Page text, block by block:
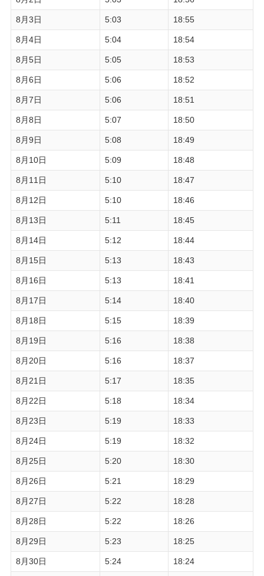
8月3日 5:03 18:55
8月4日 5:04 18:54
8月5日 5:05 18:53
8月6日 5:06 18:52
8月7日 5:06 18:51
8月8日 5:07 18:50
8月9日 5:08 18:49
8月10日 5:09 18:48
8月11日 5:10 18:47
8月12日 5:10 18:46
8月13日 5:11 18:45
8月14日 5:12 18:44
8月15日 5:13 18:43
8月16日 5:13 18:41
8月17日 5:14 18:40
8月18日 5:15 18:39
8月19日 5:16 18:38
8月20日 5:16 18:37
8月21日 5:17 18:35
8月22日 5:18 18:34
8月23日 5:19 18:33
8月24日 5:19 18:32
8月25日 5:20 18:30
8月26日 5:21 18:29
8月27日 5:22 18:28
8月28日 5:22 18:26
8月29日 5:23 18:25
8月30日 5:24 18:24